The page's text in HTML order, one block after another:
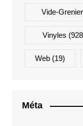
Vide-
Vinyles
Web(19)
Méta